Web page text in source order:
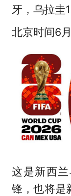
牙，乌拉圭
北京时间6
这是新西
锋，也将是